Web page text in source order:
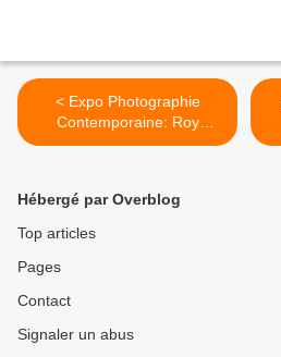
< Expo Photographie
Contemporaine: Roy
SCHATT "Icônes"
Hébergé par Overblog
Top articles
Pages
Contact
Signaler un abus